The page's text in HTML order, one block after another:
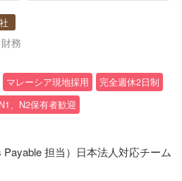
務
マレーシア現地採用
完全週休2日制
N1、N2保有者歓迎
担当）日本法人対応チーム